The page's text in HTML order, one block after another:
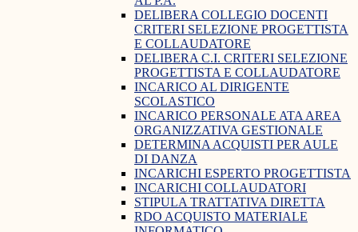
DELIBERA COLLEGIO DOCENTI
CRITERI SELEZIONE PROGETTISTA
E COLLAUDATORE
DELIBERA C.I. CRITERI SELEZIONE
PROGETTISTA E COLLAUDATORE
INCARICO AL DIRIGENTE
SCOLASTICO
INCARICO PERSONALE ATA AREA
ORGANIZZATIVA GESTIONALE
DETERMINA ACQUISTI PER AULE
DI DANZA
INCARICHI ESPERTO PROGETTISTA
INCARICHI COLLAUDATORI
STIPULA TRATTATIVA DIRETTA
RDO ACQUISTO MATERIALE